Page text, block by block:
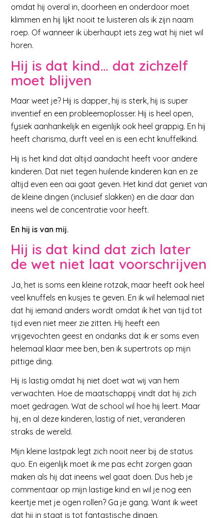
omdat hij overal in, doorheen en onderdoor moet
klimmen en hij lijkt nooit te luisteren als ik zijn naam
roep. Of wanneer ik überhaupt iets zeg wat hij niet wil
horen.
Hij is dat kind… dat zichzelf
moet blijven
Maar weet je? Hij is dapper, hij is sterk, hij is super
inventief en een probleemoplosser. Hij is heel open,
fysiek aanhankelijk en eigenlijk ook heel grappig. En hij
heeft charisma, durft veel en is een echt knuffelkind.
Hij is het kind dat altijd aandacht heeft voor andere
kinderen. Dat niet tegen huilende kinderen kan en ze
altijd even een aai gaat geven. Het kind dat geniet van
de kleine dingen (inclusief slakken) en die daar dan
ineens wel de concentratie voor heeft.
En hij is van mij.
Hij is dat kind dat zich later
de wet niet laat voorschrijven
Ja, het is soms een kleine rotzak, maar heeft ook heel
veel knuffels en kusjes te geven. En ik wil helemaal niet
dat hij iemand anders wordt omdat ik het van tijd tot
tijd even niet meer zie zitten. Hij heeft een
vrijgevochten geest en ondanks dat ik er soms even
helemaal klaar mee ben, ben ik supertrots op mijn
pittige ding.
Hij is lastig omdat hij niet doet wat wij van hem
verwachten. Hoe de maatschappij vindt dat hij zich
moet gedragen. Wat de school wil hoe hij leert. Maar
hij, en al deze kinderen, lastig of niet, veranderen
straks de wereld.
Mijn kleine lastpak legt zich nooit neer bij de status
quo. En eigenlijk moet ik me pas echt zorgen gaan
maken als hij dat ineens wel gaat doen. Dus heb je
commentaar op mijn lastige kind en wil je nog een
keertje met je ogen rollen? Ga je gang. Want ik weet
dat hij in staat is tot fantastische dingen.